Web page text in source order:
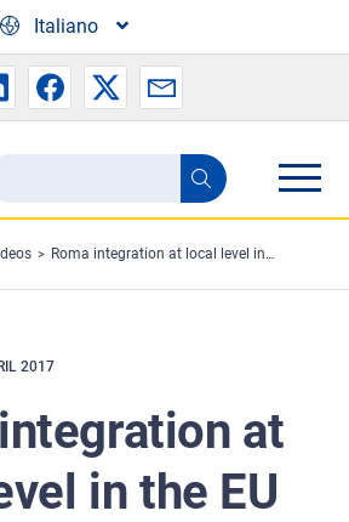
Italiano
Roma integration at local level in the EU
2017
at
in the EU